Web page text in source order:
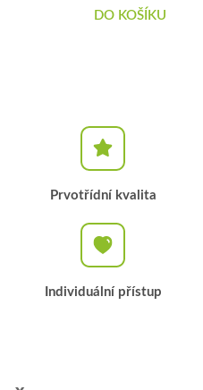
DO KOŠÍKU
Prvotřídní kvalita
Individuální přístup